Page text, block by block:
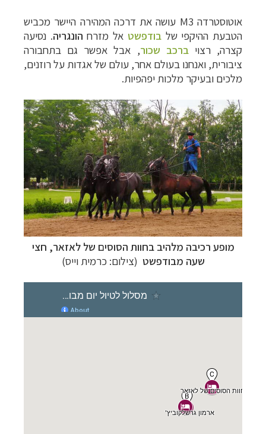
אוטוסטרדה 3 M עושה את דרכה המהירה היישר מכביש
הטבעת ההיקפי של בודפשט אל מזרח הונגריה. נסיעה
קצרה, רצוי ברכב שכור, אבל אפשר גם בתחבורה
ציבורית, ואנחנו בעולם אחר, עולם של אגדות על רוזנים,
מלכים ובעיקר מלכות יפהפיות.
מופע רכיבה מלהיב בחוות הסוסים של לאזאר, חצי
שעה מבודפשט (צילום: כרמית וייס)